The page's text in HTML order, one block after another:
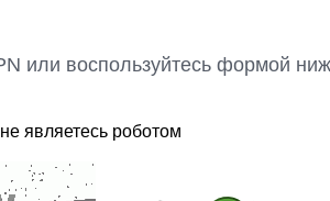
или воспользуйтесь формой
являетесь роботом